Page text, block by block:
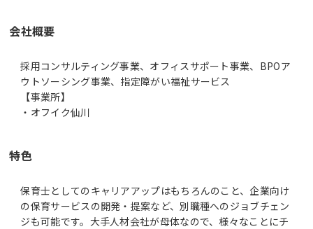
会社概要
採用コンサルティング事業、オフィスサポート事業、BPOア
ウトソーシング事業、指定障がい福祉サービス
【事業所】
・オフイク仙川
特色
保育士としてのキャリアアップはもちろんのこと、企業向け
の保育サービスの開発・提案など、別職種へのジョブチェン
ジも可能です。大手人材会社が母体なので、様々なことにチ